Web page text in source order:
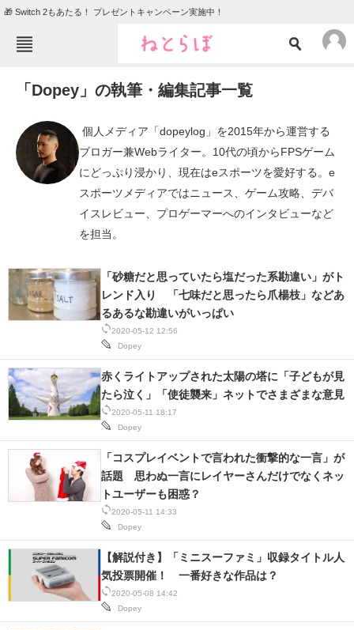
🎁 Switch 2もあたる！ プレゼントキャンペーン実施中！
TOP ニュース
エンタメ
グルメ 地域
住まい
リサーチ
メディア
注目記事を集めた総合ページ
ITの今と未来を見通す
スマホと通信の最新トレンド
進化するPCとデバイスの未来
好きが集まる 比べて選べる
ビジネスと働き方のヒント
AI活用のいまが分かる
企業ITのトレンドを詳説
経営リーダーのコミュニティ
マーケ×ITの今がよく分かる
「Dopey」の執筆・編集記事一覧
ブロガー兼Webライター。10代の頃からFPSゲーム
にどっぷり浸かり、現在はeスポーツを愛好する。e
スポーツメディアではニュース、ゲーム攻略、デバ
イスレビュー、プロゲーマーへのインタビューなど
を担当。
2020-05-12 12:56
Dopey
「砂糖だと思っていたら塩だった系勘違い」がト
レンド入り 「七味だと思ったら爪楊枝」などあ
るあるな勘違いがいっぱい
2020-05-11 18:17
Dopey
赤くライトアップされた太陽の塔に「子どもが見
たら泣く」「使徒襲来」ネットでさまざまな意見
2020-05-11 14:33
Dopey
「コスプレイベントで言われた衝撃的な一言」が
話題 思わぬ一言にレイヤーさんだけでなくネッ
トユーザーも困惑？
2020-05-08 14:42
Dopey
【解説付き】「ミニスーファミ」収録タイトル人
気投票開催！ 一番好きな作品は？